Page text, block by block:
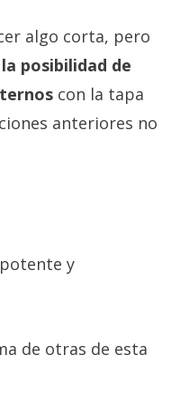
algo corta, pero
posibilidad de
con la tapa
anteriores no
y
de otras de esta